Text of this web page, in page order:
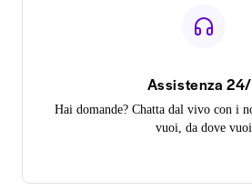
Assistenza
Hai domande? Chatta dal vivo con i
vuoi, da dove vuoi